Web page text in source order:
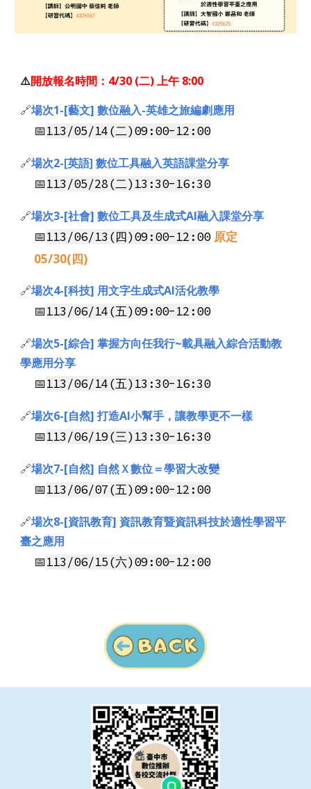
⚠️開放報名時間 ： 4/30 (二) 上午 8:00
🔗場次1-[藝文] 數位融入-英雄之旅編劇應用
📅113/05/14(二)09:00-12:00
🔗場次2-[英語] 數位工具融入英語課堂分享
📅113/05/28(二)13:30-16:30
🔗場次3-[社會] 數位工具及生成式AI融入課堂分享
📅113/06/13(四)09:00-12:00 原定
05/30(四)
🔗場次4-[科技] 用文字生成式AI活化教學
📅113/06/14(五)09:00-12:00
🔗場次5-[綜合] 掌握方向任我行~載具融入綜合活動教
學應用分享
📅113/06/14(五)13:30-16:30
🔗場次6-[自然] 打造AI小幫手，讓教學更不一樣
📅113/06/19(三)13:30-16:30
🔗場次7-[自然] 自然Ｘ數位＝學習大改變
📅113/06/07(五)09:00-12:00
🔗場次8-[資訊教育] 資訊教育暨資訊科技於適性學習平
臺之應用
📅113/06/15(六)09:00-12:00